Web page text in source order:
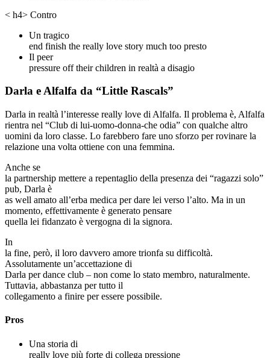
< h4> Contro
Un tragico
end finish the really love story much too presto
Il peer
pressure off their children in realtà a disagio
Darla e Alfalfa da “Little Rascals”
Darla in realtà l’interesse really love di Alfalfa. Il problema è, Alfalfa
rientra nel “Club di lui-uomo-donna-che odia” con qualche altro
uomini da loro classe. Lo farebbero fare uno sforzo per rovinare la
relazione una volta ottiene con una femmina.
Anche se
la partnership mettere a repentaglio della presenza dei “ragazzi solo”
pub, Darla è
as well amato all’erba medica per dare lei verso l’alto. Ma in un
momento, effettivamente è generato pensare
quella lei fidanzato è vergogna di la signora.
In
la fine, però, il loro davvero amore trionfa su difficoltà.
Assolutamente un’accettazione di
Darla per dance club – non come lo stato membro, naturalmente.
Tuttavia, abbastanza per tutto il
collegamento a finire per essere possibile.
Pros
Una storia di
really love più forte di collega pressione